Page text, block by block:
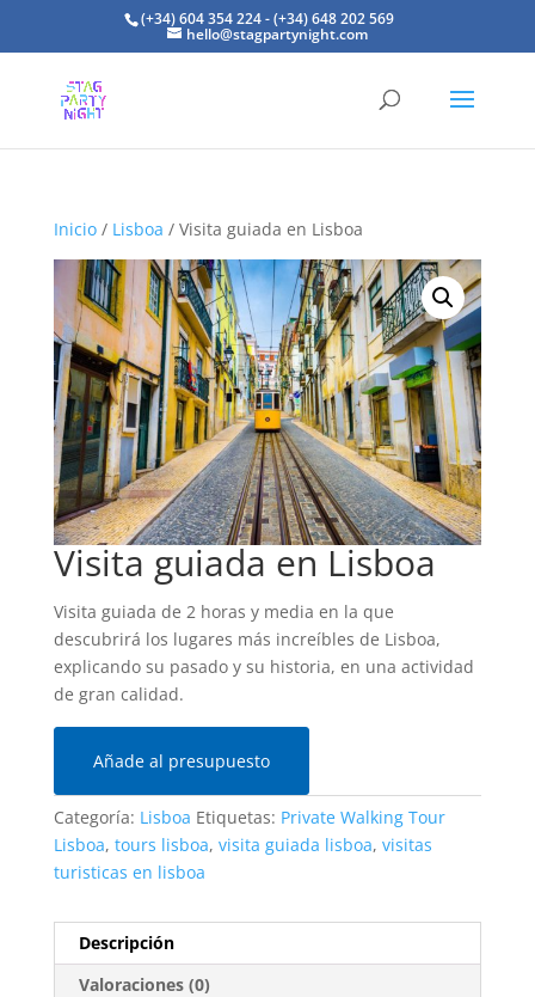
(+34) 604 354 224 - (+34) 648 202 569
hello@stagpartynight.com
Inicio/ Lisboa / Visita guiada en Lisboa
Visita guiada en Lisboa
Visita guiada de 2 horas y media en la que
descubrirá los lugares más increíbles de Lisboa,
explicando su pasado y su historia, en una actividad
de gran calidad.
Añade al presupuesto
Categoría: Lisboa Etiquetas: Private Walking Tour
Lisboa, tours lisboa, visita guiada lisboa, visitas
turisticas en lisboa
Descripción
Valoraciones (0)